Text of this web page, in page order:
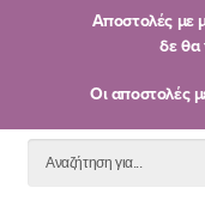
Αποστολές με
δε θα
Oι αποστολές